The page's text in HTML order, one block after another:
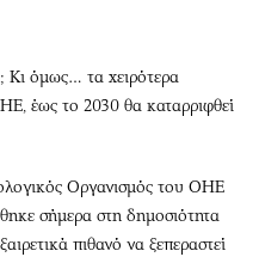
Έξοδος
Media
Wine routes
Podcasts
Uncut
Κι όμως… τα χειρότερα
έως το 2030 θα καταρριφθεί
Οργανισμός του ΟΗΕ
σήμερα στη δημοσιότητα
πιθανό να ξεπεραστεί